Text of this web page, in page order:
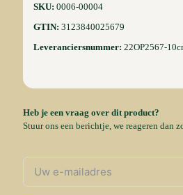
SKU: 0006-00004
GTIN: 3123840025679
Leveranciersnummer: 22OP2567-
Heb je een vraag over dit product?
Stuur ons een berichtje, we reageren dan